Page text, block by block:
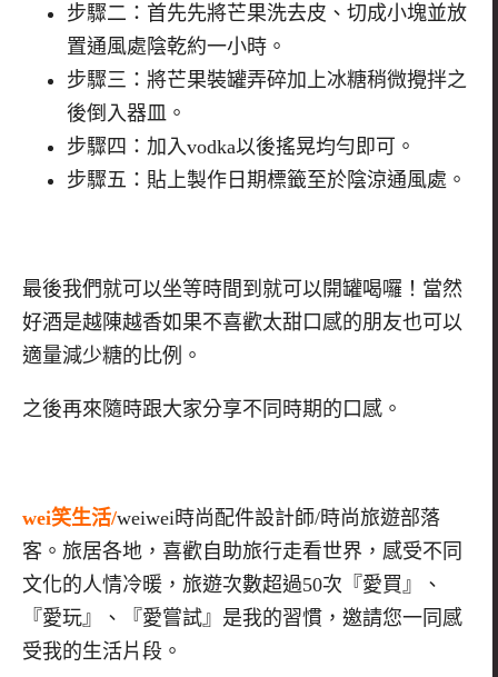
步驟二：首先先將芒果洗去皮、 切成小塊並放
置通風處陰乾約一小時。
步驟三：將芒果裝罐弄碎加上冰糖稍微攪拌之
後倒入器皿。
步驟四：加入vodka以後搖晃均勻即可。
步驟五：貼上製作日期標籤至於陰涼通風處。
最後我們就可以坐等時間到就可以開罐喝囉！當然
好酒是越陳越香如果不喜歡太甜口感的朋友也可以
適量減少糖的比例。
之後再來隨時跟大家分享不同時期的口感。
wei笑生活/weiwei時尚配件設計師/時尚旅遊部落
客。旅居各地，喜歡自助旅行走看世界，感受不同
文化的人情冷暖，旅遊次數超過50次『愛買』、
『愛玩』、『愛嘗試』是我的習慣，邀請您一同感
受我的生活片段。